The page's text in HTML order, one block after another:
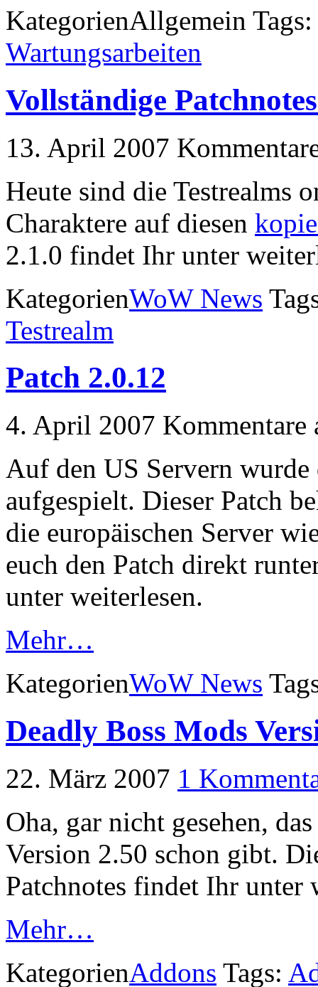
KategorienAllgemein
Wartungsarbeiten
Vollständige
13. April 2007
Heute sind die Testrealms
Charaktere auf diesen
2.1.0 findet Ihr unter
KategorienWoW News
Testrealm
Patch 2.0.12
4. April 2007 Kommentare
Auf den US Servern wurde
aufgespielt. Dieser Patch
die europäischen Server
euch den Patch direkt
unter weiterlesen.
Mehr…
KategorienWoW News
Deadly Boss Mods
22. März 2007 1
Oha, gar nicht gesehen,
Version 2.50 schon gibt.
Patchnotes findet Ihr unter
Mehr…
KategorienAddons Tags: